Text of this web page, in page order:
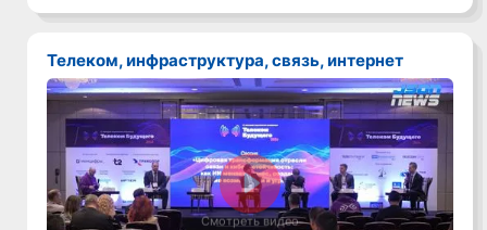
Телеком, инфраструктура, связь, интернет
Смотреть видео